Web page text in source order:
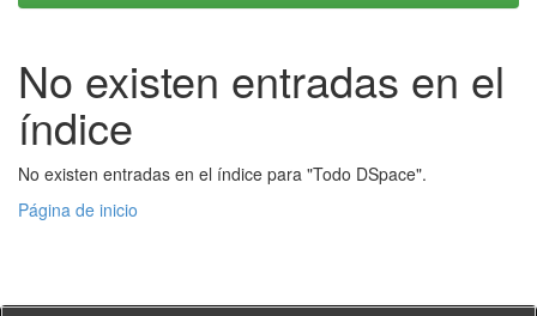
No existen entradas en el
índice
No existen entradas en el índice para "Todo DSpace".
Página de inicio